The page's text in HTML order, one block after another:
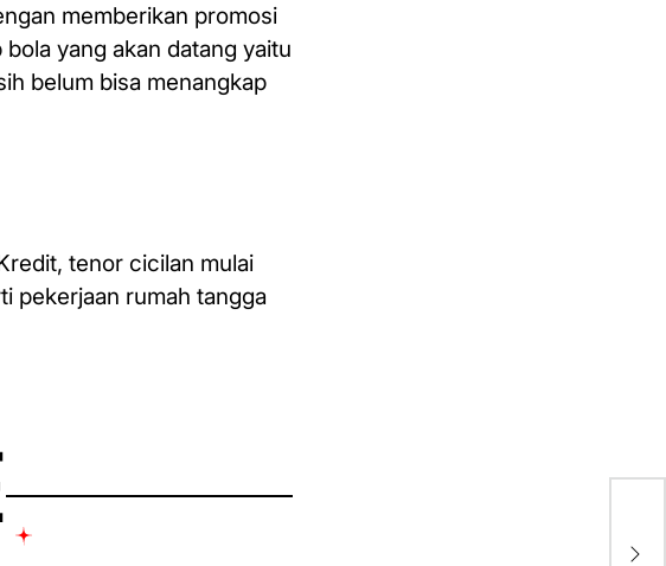
memberikan promosi
yang akan datang yaitu
belum bisa menangkap
tenor cicilan mulai
pekerjaan rumah tangga